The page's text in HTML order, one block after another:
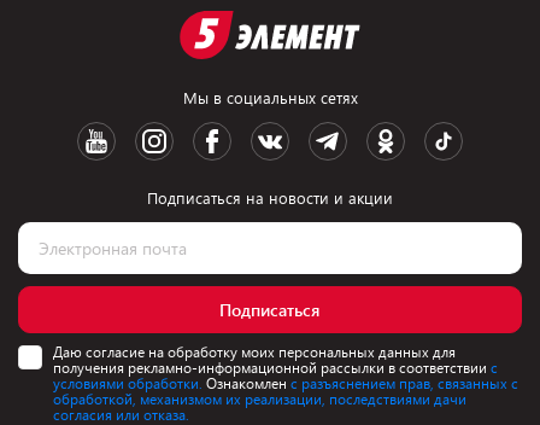
Мы в социальных сетях
Подписаться на новости и акции
Подписаться
Даю согласие на обработку моих персональных данных для
получения рекламно-информационной рассылки в соответствии с
условиями обработки. Ознакомлен с разъяснением прав, связанных с
обработкой, механизмом их реализации, последствиями дачи
согласия или отказа.